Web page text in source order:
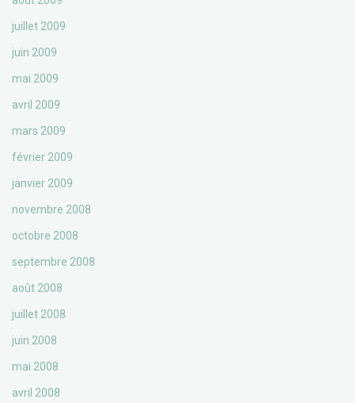
juillet 2009
juin 2009
mai 2009
avril 2009
mars 2009
février 2009
janvier 2009
novembre 2008
octobre 2008
septembre 2008
août 2008
juillet 2008
juin 2008
mai 2008
avril 2008